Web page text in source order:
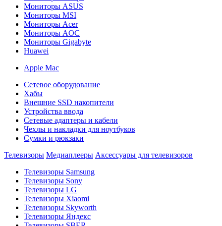
Мониторы ASUS
Мониторы MSI
Мониторы Acer
Мониторы AOC
Мониторы Gigabyte
Huawei
Apple Mac
Сетевое оборудование
Хабы
Внешние SSD накопители
Устройства ввода
Сетевые адаптеры и кабели
Чехлы и накладки для ноутбуков
Сумки и рюкзаки
Телевизоры Медиаплееры Аксессуары для телевизоров
Телевизоры Samsung
Телевизоры Sony
Телевизоры LG
Телевизоры Xiaomi
Телевизоры Skyworth
Телевизоры Яндекс